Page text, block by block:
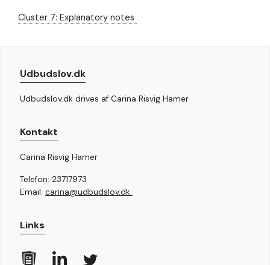
Cluster 7: Explanatory notes
Udbudslov.dk
Udbudslov.dk drives af Carina Risvig Hamer
Kontakt
Carina Risvig Hamer
Telefon: 23717973
Email: carina@udbudslov.dk
Links
cookies hjælper
grundlæggende
funktioner
såsom side-
områder af
hjemmesiden.
kan ikke
ordentligt uden
disse cookies.
Oplevelse
hjemmeside